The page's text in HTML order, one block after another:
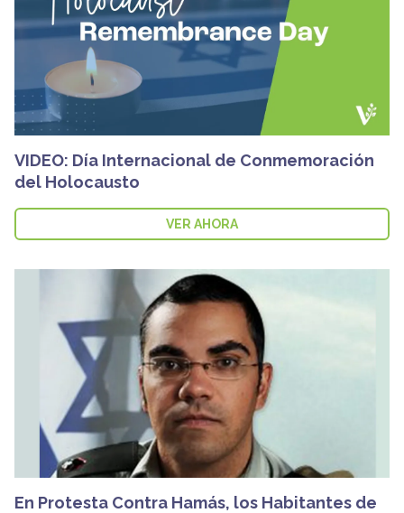
VIDEO: Día Internacional de Conmemoración
del Holocausto
VER AHORA
En Protesta Contra Hamás, los Habitantes de